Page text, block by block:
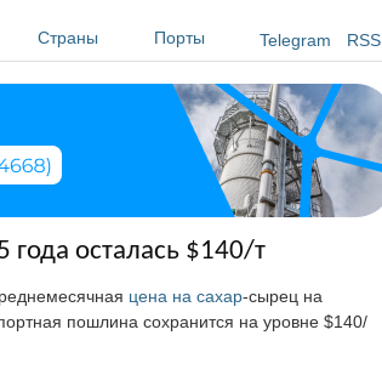
Страны Порты Telegram RSS
осталась $140/т
цена на сахар-сырец на
пошлина сохранится на уровне $140/